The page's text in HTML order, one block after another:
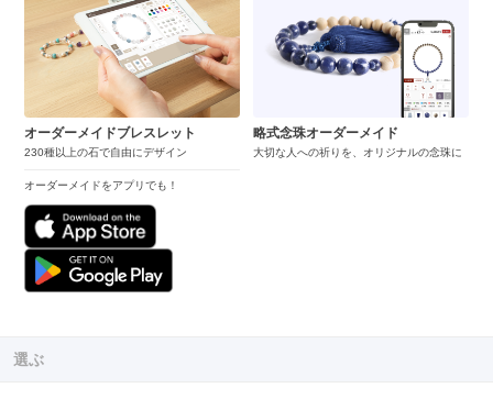
オーダーメイドブレスレット
230種以上の石で自由にデザイン
オーダーメイドをアプリでも！
略式念珠オーダーメイド
大切な人への祈りを、オリジナルの念珠に
選ぶ